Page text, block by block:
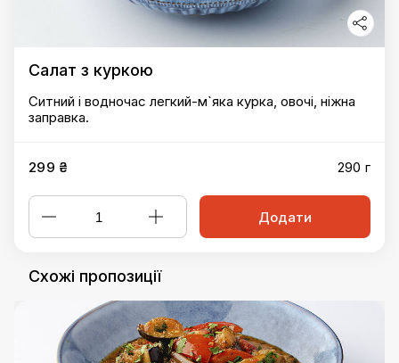
Салат з куркою
Ситний і водночас легкий-м`яка курка, овочі, ніжна
заправка.
299 ₴ 290 г
Додати
Схожі пропозиції